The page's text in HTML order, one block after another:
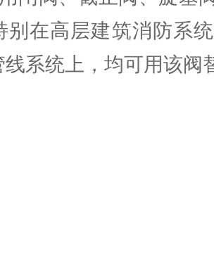
别在高层建筑消防系
线系统上，均可用该阀